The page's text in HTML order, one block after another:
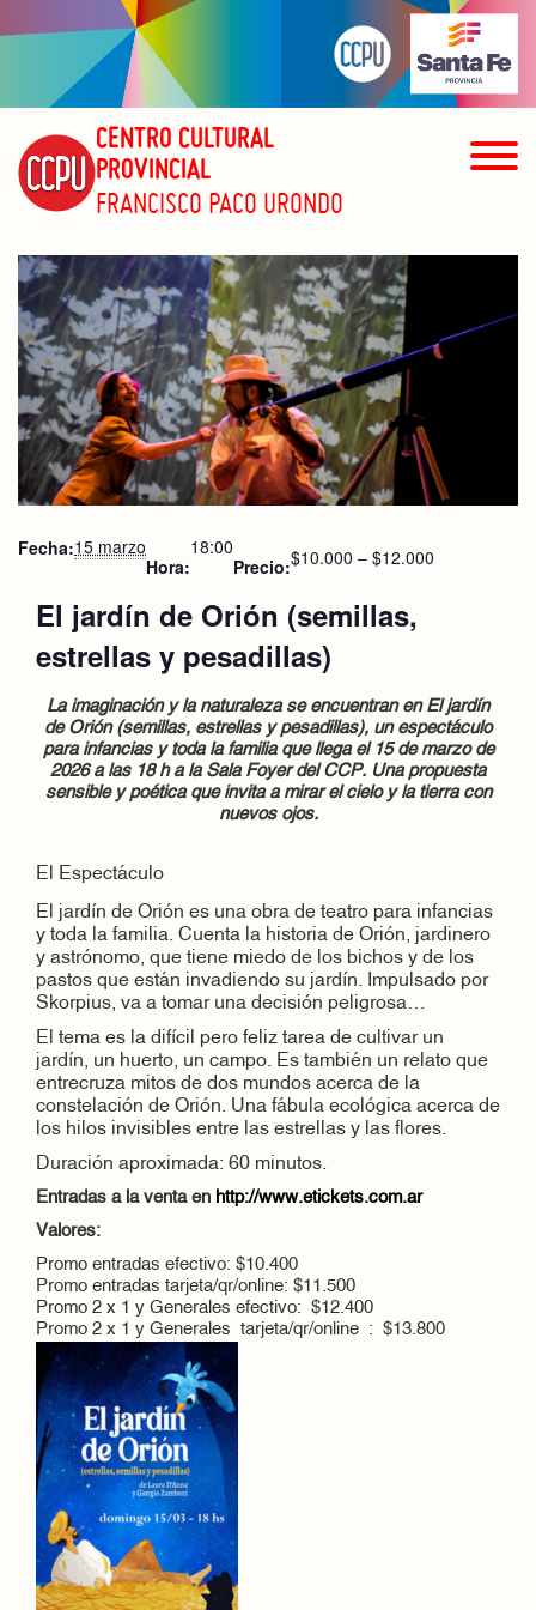
CENTRO CULTURAL
PROVINCIAL
FRANCISCO PACO URONDO
Fecha:15 marzo
Hora:
18:00
Precio:$10.000 – $12.000
El jardín de Orión (semillas,
estrellas y pesadillas)
La imaginación y la naturaleza se encuentran en El jardín
de Orión (semillas, estrellas y pesadillas), un espectáculo
para infancias y toda la familia que llega el 15 de marzo de
2026 a las 18 h a la Sala Foyer del CCP. Una propuesta
sensible y poética que invita a mirar el cielo y la tierra con
nuevos ojos.
El Espectáculo
El jardín de Orión es una obra de teatro para infancias
y toda la familia. Cuenta la historia de Orión, jardinero
y astrónomo, que tiene miedo de los bichos y de los
pastos que están invadiendo su jardín. Impulsado por
Skorpius, va a tomar una decisión peligrosa…
El tema es la difícil pero feliz tarea de cultivar un
jardín, un huerto, un campo. Es también un relato que
entrecruza mitos de dos mundos acerca de la
constelación de Orión. Una fábula ecológica acerca de
los hilos invisibles entre las estrellas y las flores.
Duración aproximada: 60 minutos.
Entradas a la venta en http://www.etickets.com.ar
Valores:
Promo entradas efectivo: $10.400
Promo entradas tarjeta/qr/online: $11.500
Promo 2 x 1 y Generales efectivo: $12.400
Promo 2 x 1 y Generales tarjeta/qr/online : $13.800